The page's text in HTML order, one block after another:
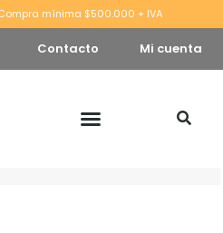
mínima $500.000 + IVA
Contacto Mi cuenta